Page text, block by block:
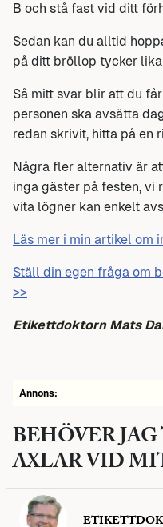
B och stå fast vid ditt
Sedan kan du alltid
på ditt bröllop tycker
Så mitt svar blir att du
personen ska avsätta
redan skrivit, hitta på en
Några fler alternativ är
inga gäster på festen, vi
vita lögner kan enkelt
Läs mer i min artikel om
Ställ din egen fråga om
>>
Etikettdoktorn Mats
Annons:
BEHÖVER
AXLAR VID